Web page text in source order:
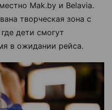
Mak.by и Belavia.
творческая зона с
дети смогут
в ожидании рейса.